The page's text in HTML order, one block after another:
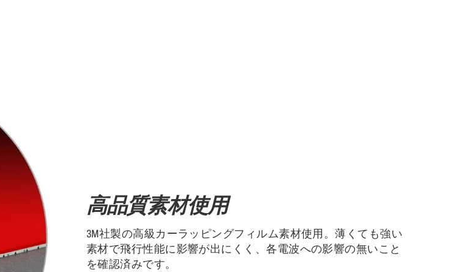
高品質素材使用
3M社製の高級カーラッピングフィルム素材使用。薄くても強い
素材で飛行性能に影響が出にくく、各電波への影響の無いこと
を確認済みです。